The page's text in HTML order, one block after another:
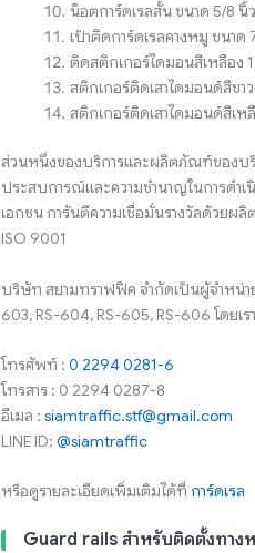
น็อตการ์ดเรลสั้น ขนาด 5/8 นิ้
เป้าติดการ์ดเรลคางหมู ขนาด
ติดสติกเกอร์ไดมอนสีเหลือง
สติกเกอร์ติดเสาไดมอนด์สีขา
สติกเกอร์ติดเสาไดมอนด์สีเห
ส่วนหนึ่งของบริการและผลิตภัณฑ์ของบ
ประสบการณ์และความชำนาญในการดำเ
เอกชน การันตีความเชื่อมั่นรางวัลด้วย
ISO 9001
บริษัท สยามทราฟฟิค จำกัดเป็นผู้จำหน่า
603, RS-604, RS-605, RS-606 โดยเ
โทรศัพท์ : 0 2294 0281-6
โทรสาร : 0 2294 0287-8
อีเมล : siamtraffic.stf@gmail.com
LINE ID: @siamtraffic
หรือดูรายละเอียดเพิ่มเติมได้ที่ การ์ดเรล
Guard rails สำหรับติดตั้งทางห